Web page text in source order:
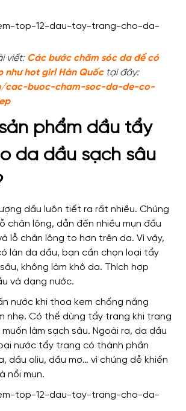
viết: Các bước chăm sóc da để có
như hot girl Hàn Quốc tại đây:
cac-buoc-cham-soc-da-de-co-
phẩm dầu tẩy
da dầu sạch sâu
dầu luôn tiết ra rất nhiều. Chúng
chân lông, dẫn đến nhiều mụn đầu
lỗ chân lông to hơn trên da. Vì vậy,
làn da dầu, bạn cần chọn loại tẩy
không làm khô da. Thích hợp
và dạng nước.
nước khi thoa kem chống nắng
nhẹ. Có thể dùng tẩy trang khi trang
làm sạch sâu. Ngoài ra, da dầu
nước tẩy trang có thành phần
dầu oliu, dầu mơ… vì chúng dễ khiến
nổi mụn.